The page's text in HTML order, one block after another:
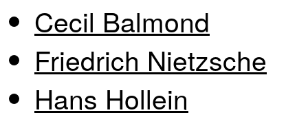
Cecil Balmond
Friedrich Nietzsche
Hans Hollein